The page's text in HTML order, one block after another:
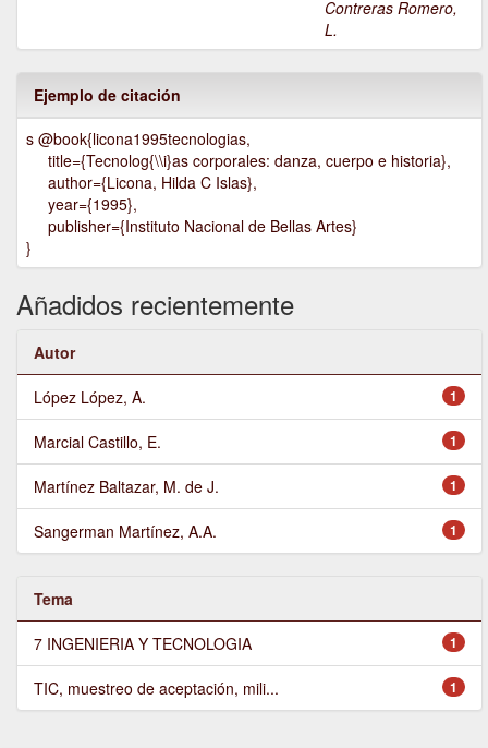
Contreras Romero,
L.
Ejemplo de citación
s @book{licona1995tecnologias,
title={Tecnolog{\\i}as corporales: danza, cuerpo e historia},
author={Licona, Hilda C Islas},
year={1995},
publisher={Instituto Nacional de Bellas Artes}
}
Añadidos recientemente
Autor
1
López López, A.
1
Marcial Castillo, E.
1
Martínez Baltazar, M. de J.
1
Sangerman Martínez, A.A.
Tema
1
7 INGENIERIA Y TECNOLOGIA
1
TIC, muestreo de aceptación, mili...